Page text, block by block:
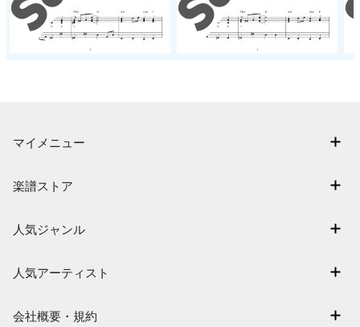
マイメニュー
退会はこちら
楽譜ストア
難易度別に探す
人気ジャンル
保育
人気アーティスト
会社概要・規約